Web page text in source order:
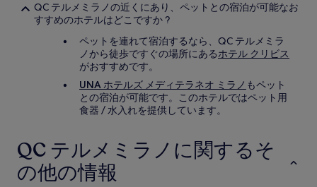
QC テルメミラノの近くにあり、ペットとの宿泊が可能なお
すすめのホテルはどこですか ?
ペットを連れて宿泊するなら、QC テルメミラ
ノから徒歩ですぐの場所にあるホテル クリビス
がおすすめです。
UNA ホテルズ メディテラネオ ミラノ もペット
との宿泊が可能です。このホテルではペット用
食器 / 水入れを提供しています。
QC テルメミラノに関するそ
の他の情報